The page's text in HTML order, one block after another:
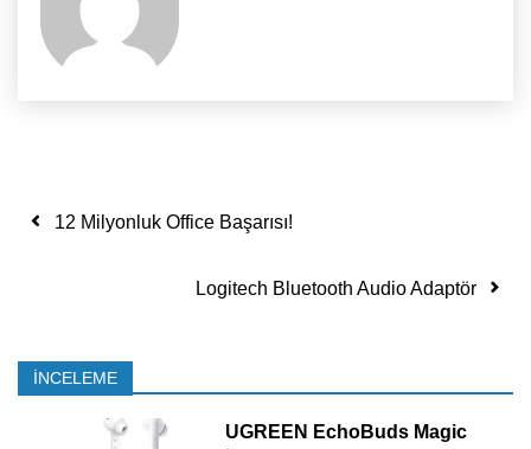
Yazı dolaşımı
12 Milyonluk Office Başarısı!
Logitech Bluetooth Audio Adaptör
İNCELEME
UGREEN EchoBuds Magic